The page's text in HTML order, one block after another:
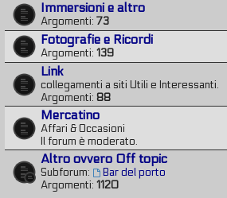
Immersioni e altro
Argomenti: 73
Fotografie e Ricordi
Argomenti: 139
Link
collegamenti a siti Utili e Interessanti.
Argomenti: 88
Mercatino
Affari & Occasioni
Il forum è moderato.
Altro ovvero Off topic
Subforum:
Bar del porto
Argomenti: 1120